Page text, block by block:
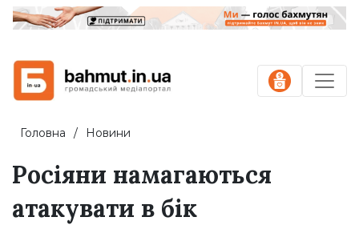
Головна Новини
Росіяни намагаються
атакувати в бік